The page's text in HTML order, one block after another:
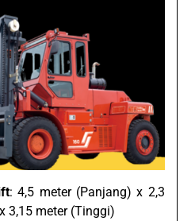
: 4,5 meter (Panjang) x 2,3
3,15 meter (Tinggi)